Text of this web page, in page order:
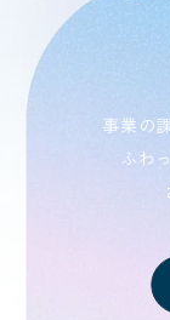
事業の
ふわ